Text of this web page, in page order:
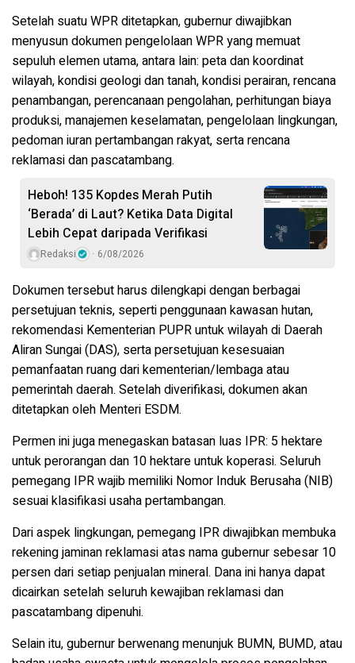
Setelah suatu WPR ditetapkan, gubernur diwajibkan
menyusundokumen pengelolaan WPRyang memuat
sepuluh elemen utama, antara lain: peta dan koordinat
wilayah, kondisi geologi dan tanah, kondisi perairan, rencana
penambangan, perencanaan pengolahan, perhitungan biaya
produksi, manajemen keselamatan, pengelolaan lingkungan,
pedoman iuran pertambangan rakyat, serta rencana
reklamasi dan pascatambang.
Heboh! 135 Kopdes Merah Putih
‘Berada’ di Laut? Ketika Data Digital
Lebih Cepat daripada Verifikasi
Redaksi 6/08/2026
Dokumen tersebut harus dilengkapi dengan berbagai
persetujuan teknis, seperti penggunaan kawasan hutan,
rekomendasi Kementerian PUPR untuk wilayah di Daerah
Aliran Sungai (DAS), serta persetujuan kesesuaian
pemanfaatan ruang dari kementerian/lembaga atau
pemerintah daerah. Setelah diverifikasi, dokumen akan
ditetapkan oleh Menteri ESDM.
Permen ini juga menegaskan batasan luas IPR: 5 hektare
untuk perorangandan 10 hektare untuk koperasi. Seluruh
pemegang IPR wajib memiliki Nomor Induk Berusaha (NIB)
sesuai klasifikasi usaha pertambangan.
Dari aspek lingkungan, pemegang IPR diwajibkan membuka
rekening jaminan reklamasiatas nama gubernur sebesar 10
persen dari setiap penjualan mineral. Dana ini hanya dapat
dicairkan setelah seluruh kewajiban reklamasi dan
pascatambang dipenuhi.
Selain itu, gubernur berwenang menunjuk BUMN, BUMD, atau